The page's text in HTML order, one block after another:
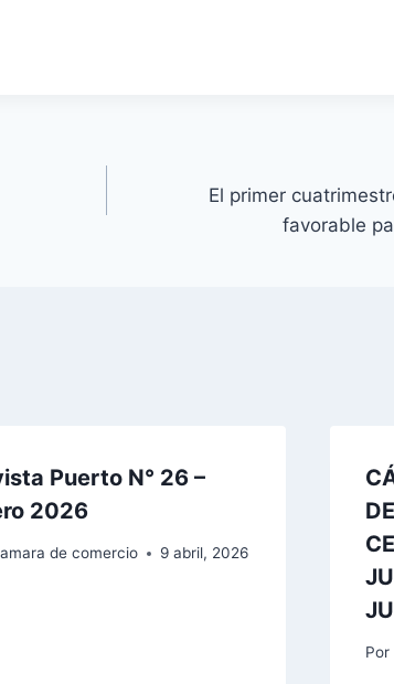
El primer
favorable
Puerto N° 26 –
2026
de comercio 9 abril, 2026
Por